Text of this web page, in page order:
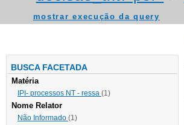
mostrar execução da query
BUSCA FACETADA
Matéria
IPI- processos NT - ressa (1)
Nome Relator
Não Informado (1)